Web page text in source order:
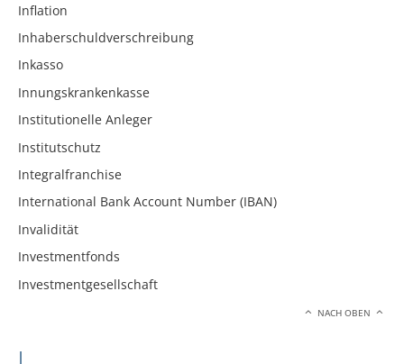
Inflation
Inhaberschuldverschreibung
Inkasso
Innungskrankenkasse
Institutionelle Anleger
Institutschutz
Integralfranchise
International Bank Account Number (IBAN)
Invalidität
Investmentfonds
Investmentgesellschaft
NACH OBEN